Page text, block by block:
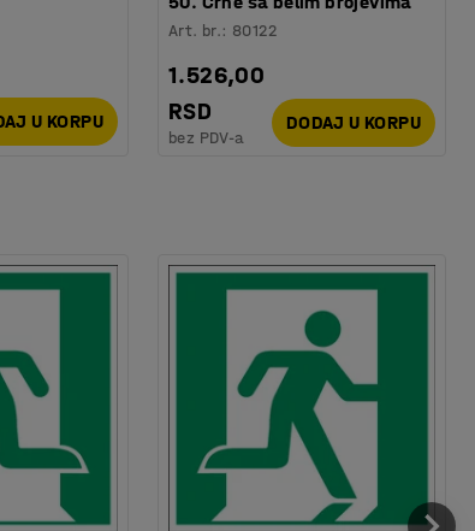
U KORPU
Art. br.: 80122
1.526,00
RSD
bez PDV-a
DODAJ U KORPU